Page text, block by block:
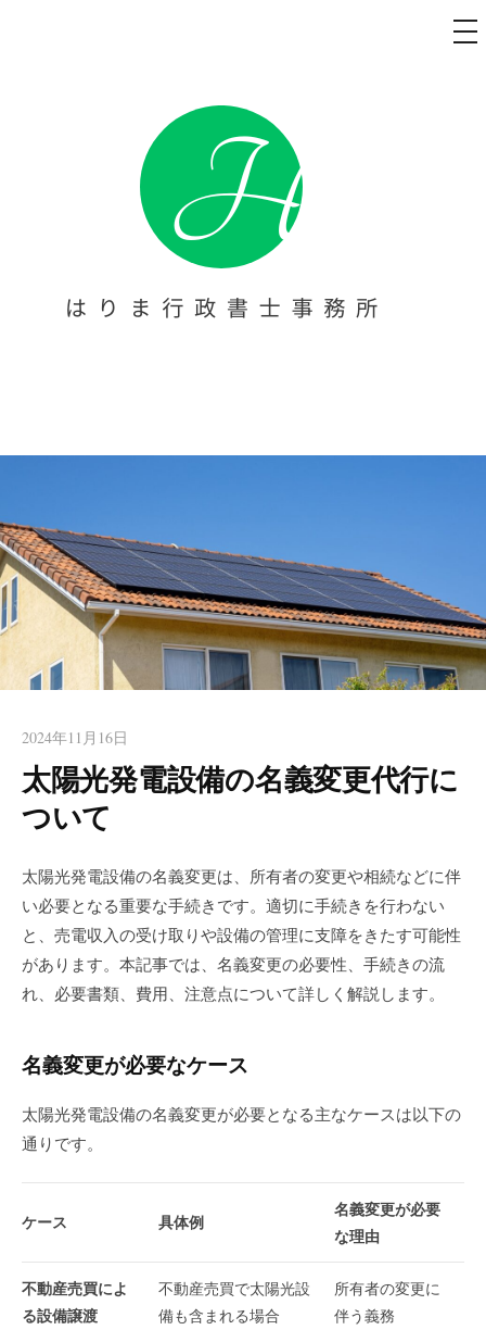
福祉事業の開業・立ち上げサポ
所】 西宮
定申請等の書類作成や提出代行をトータルサポート。障害者手
の起業や初めての方も安心してお任せください。女性行政書士
が丁寧にお手伝いします。
メ
ニ
2024年11月16日
太陽光発電設備の名義変更代行に
ついて
太陽光発電設備の名義変更は、所有者の変更や相続などに伴
い必要となる重要な手続きです。適切に手続きを行わない
と、売電収入の受け取りや設備の管理に支障をきたす可能性
があります。本記事では、名義変更の必要性、手続きの流
れ、必要書類、費用、注意点について詳しく解説します。
名義変更が必要なケース
太陽光発電設備の名義変更が必要となる主なケースは以下の
通りです。
ケース 具体例
名義変更が必要
な理由
不動産売買によ
る設備譲渡
不動産売買で太陽光設
備も含まれる場合
所有者の変更に
伴う義務